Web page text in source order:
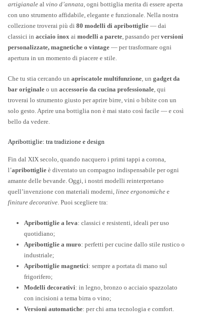
artigianale al vino d’annata, ogni bottiglia merita di essere aperta
con uno strumento affidabile, elegante e funzionale. Nella nostra
collezione troverai più di 80 modelli di apribottiglie — dai
classici in acciaio inox ai modelli a parete, passando perversioni
personalizzate, magnetiche o vintage — per trasformare ogni
apertura in un momento di piacere e stile.
Che tu stia cercando un apriscatole multifunzione , un gadget da
bar originale o un accessorio da cucina professionale , qui
troverai lo strumento giusto per aprire birre, vini o bibite con un
solo gesto. Aprire una bottiglia non è mai stato così facile — e così
bello da vedere.
Apribottiglie: tra tradizione e design
Fin dal XIX secolo, quando nacquero i primi tappi a corona,
l’apribottiglie è diventato un compagno indispensabile per ogni
amante delle bevande. Oggi, i nostri modelli reinterpretano
quell’invenzione con materiali moderni, linee ergonomiche e
finiture decorative. Puoi scegliere tra:
Apribottiglie a leva: classici e resistenti, ideali per uso
quotidiano;
Apribottiglie a muro: perfetti per cucine dallo stile rustico o
industriale;
Apribottiglie magnetici: sempre a portata di mano sul
frigorifero;
Modelli decorativi: in legno, bronzo o acciaio spazzolato
con incisioni a tema birra o vino;
Versioni automatiche: per chi ama tecnologia e comfort.